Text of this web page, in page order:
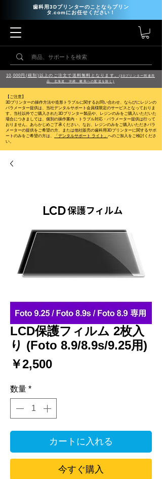
歯科用3Dプリンターのことならプリン
タ.comにお任せください！
10,000円(税別)以上のご注文で送料無料となります。(3Dプリンター関連商
品、北海道、沖縄、離島への配送を除く)
【ご注意】
3Dプリンターの操作方法や造形トラブルに関するお問い合わせ、ならびにレジンの
パラメーター提供は、当社デンタルサポート会員様限定のサービスとなっておりま
す。当社以外でご購入された3Dプリンター製品や、レジンのみをご購入いただいた
場合につきましては、個別の操作案内・トラブル対応・パラメーター提供は行って
おりません。
あらかじめご了承ください。なお、レジンのみをご購入いただきパラ
メーターの提供をご希望の方、または他社販売の歯科用3Dプリンターに関するサポ
ートのみをご希望の方は、
「デンタルサポート ライト」 へのご加入をご検討くださ
い。
LCD保護フィルム 2枚入
り (Foto 8.9/8.9s/9.25用)
￥2,500価
数量 *
カートに入れる
今すぐ購入